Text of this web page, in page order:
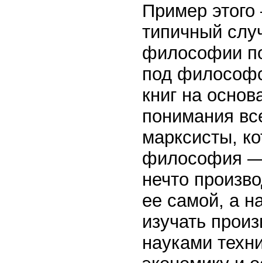
Пример
типичный
философии
под
книг на
понимания
марксисты,
философия —
нечто
ее самой, а
изучать
науками